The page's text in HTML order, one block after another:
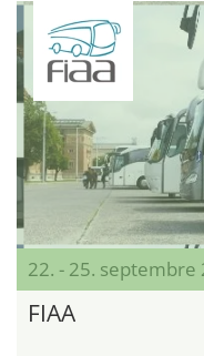
22. - 25. septembre
FIAA